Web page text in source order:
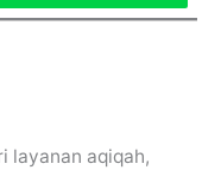
layanan aqiqah,